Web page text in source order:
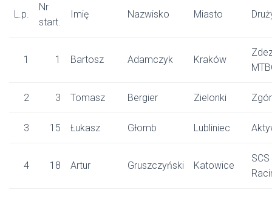
L.p.
Nr
start.
Imię Nazwisko Miasto
1 1 Bartosz Adamczyk Kraków
2 3 Tomasz Bergier Zielonki
3 15 Łukasz Głomb Lubliniec
4 18 Artur Gruszczyński Katowice